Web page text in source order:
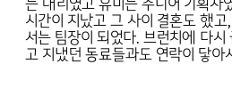
는 대리였고 유미는 주니어 기획자
시간이 지났고 그 사이 결혼도 했고
서는 팀장이 되었다. 브런치에 다
고 지냈던 동료들과도 연락이 닿아